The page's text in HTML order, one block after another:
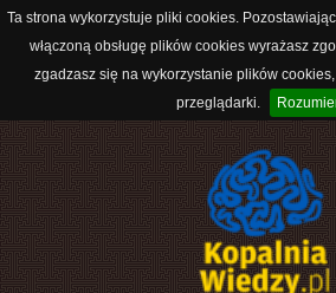
Ta strona wykorzystuje pliki cookies.
włączoną obsługę plików cookies wyrażasz
zgadzasz się na wykorzystanie plików
przeglądarki.